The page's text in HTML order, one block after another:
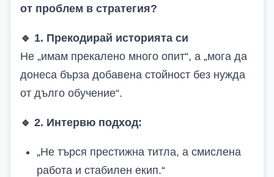
от проблем в стратегия?
🔹 1. Прекодирай историята си
Не „имам прекалено много опит“, а „мога да
донеса бърза добавена стойност без нужда
от дълго обучение“.
🔹 2. Интервю подход:
„Не търся престижна титла, а смислена
работа и стабилен екип.“